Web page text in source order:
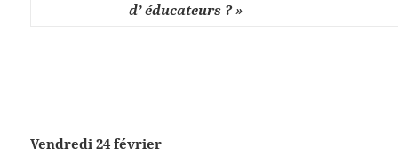
d’ éducateurs ? »
Vendredi 24 février